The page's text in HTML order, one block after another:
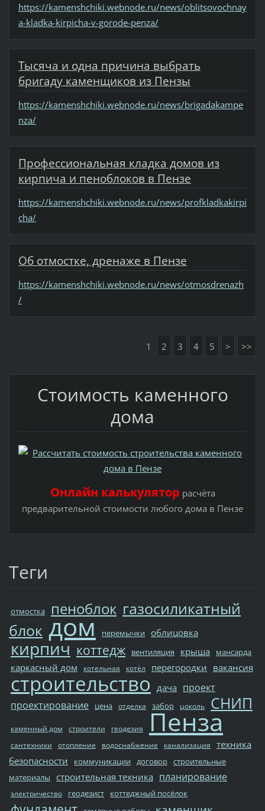
https://kamenshchiki.webnode.ru/news/oblitsovochnay
a-kladka-kirpicha-v-gorode-penza/
Тысяча и одна причина выбрать
бригаду каменщиков из Пензы
https://kamenshchiki.webnode.ru/news/brigadakampe
nza/
Профессиональная кладка домов из
кирпича и пеноблоков в Пензе
https://kamenshchiki.webnode.ru/news/profkladkakirpi
cha/
Об отмостке, дренаже в Пензе
https://kamenshchiki.webnode.ru/news/otmosdrenazh
/
1 2 3 4 5 > >>
Стоимость каменного
дома
Онлайн калькулятор расчёта
предварительной стоимости любого дома в Пензе
Теги
отмостка пеноблок газосиликатный
блок дом перемычки облицовка
кирпич коттедж вентиляция крыша мансарда
каркасный дом котельная котёл перегородки вакансия
строительство дача проект
проектирование
цена отделка забор цоколь СНИП
каменный дом строители геодезия Пенза
сантехники отопление водоснабжение канализация
техника
безопасности
коммуникации договор строительные
материалы
строительная техника планирование
электричество геодезист коттеджный посёлок